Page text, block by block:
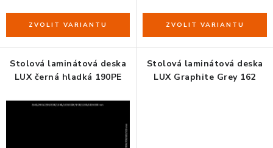
O nákupu Reklamace, výměna a vrácení
Showroom
Naše realizace, inspirace a návody
Kontakty
Stolová laminátová deska
LUX černá hladká 190PE
Stolová laminátová deska
LUX Graphite Grey 162